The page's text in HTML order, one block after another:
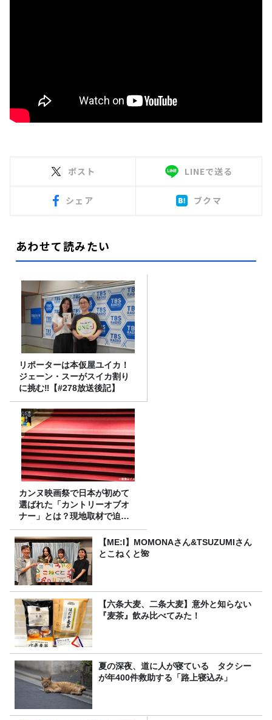
ポスト LINEで送る
シェア ブクマ
あわせて読みたい
リポーターは本仮屋ユイカ！
ジェーン・スーがスイカ割り
に挑む‼【#278放送後記】
カンヌ映画祭で日本が初めて
選ばれた「カントリーオブオ
ナー」とは？現地取材で迫る
選出の意味
【ME:I】MOMONAさん&TSUZUMIさん
とこねくと🌺
【六条大麦、二条大麦】意外と知らない
『麦茶』飲み比べてみた！
夏の深夜、道に人が寝ている タクシー
が年400件救助する「路上寝込み」